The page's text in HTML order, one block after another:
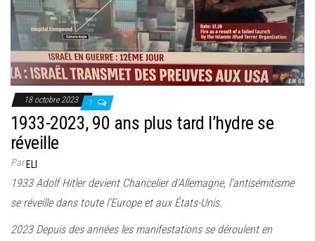
18 octobre 2023 1
1933-2023, 90 ans plus tard l’hydre se
réveille
ParELI
1933 Adolf Hitler devient Chancelier d’Allemagne, l’antisémitisme
se réveille dans toute l’Europe et aux États-Unis.
2023 Depuis des années les manifestations se déroulent en